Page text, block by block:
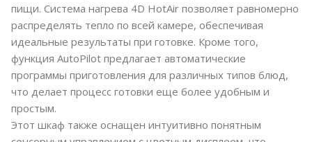
пищи. Система нагрева 4D HotAir позволяет равномерно
распределять тепло по всей камере, обеспечивая
идеальные результаты при готовке. Кроме того,
функция AutoPilot предлагает автоматические
программы приготовления для различных типов блюд,
что делает процесс готовки еще более удобным и
простым.
Этот шкаф также оснащен интуитивно понятным